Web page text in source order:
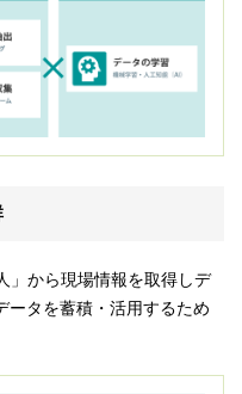
」から現場情報を取得しデ
ータを蓄積・活用するため